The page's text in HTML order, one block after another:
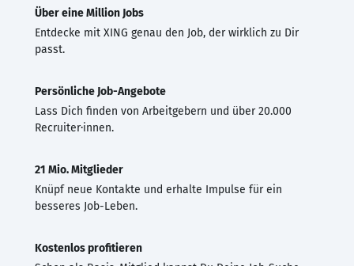
Über eine Million Jobs
Entdecke mit XING genau den Job, der wirklich zu Dir
passt.
Persönliche Job-Angebote
Lass Dich finden von Arbeitgebern und über 20.000
Recruiter·innen.
21 Mio. Mitglieder
Knüpf neue Kontakte und erhalte Impulse für ein
besseres Job-Leben.
Kostenlos profitieren